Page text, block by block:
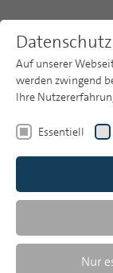
Publikationsarchiv
Heft 11
Auf unserer
werden zwingend
Ihre
Essentiell
Nur